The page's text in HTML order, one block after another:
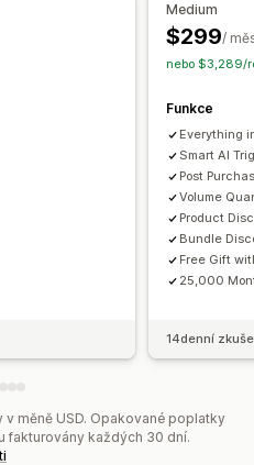
otevíraná okna
Vlastní kód
a pravidla
s doručováním e-
Na základě událostí
Datum vypršení platnosti
Medium
$299/
nebo $3,289/
Funkce
Everything
Smart AI
Post
Volume
Product
Bundle
Free Gift
25,000
14denní
měně USD. Opakované poplatky
fakturovány každých 30 dní.